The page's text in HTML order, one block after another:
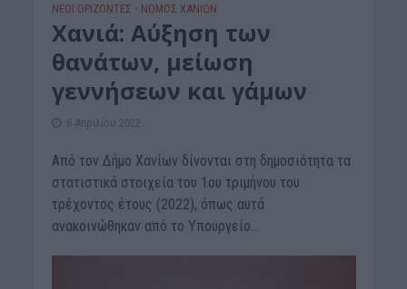
ΝΕΟΙ ΟΡΙΖΟΝΤΕΣ • ΝΟΜΌΣ ΧΑΝΊΩΝ
Χανιά: Αύξηση των
θανάτων, μείωση
γεννήσεων και γάμων
6 Απριλίου 2022
Από τον Δήμο Χανίων δίνονται στη δημοσιότητα τα
στατιστικά στοιχεία του 1ου τριμήνου του
τρέχοντος έτους (2022), όπως αυτά
ανακοινώθηκαν από το Υπουργείο...